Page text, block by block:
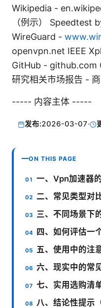
Wikipedia -
（例示） Speedtest
WireGuard -
openvpn.net IEEE
GitHub - github.com
研究相关市场报告 -
----- 内容主体 -----
发布:2026-03-07·
ON THIS PAGE
一、Vpn加速器
二、常见类型对
三、不同场景下
四、如何评估一
五、使用中的注
六、现实中的常
七、实用选购清
八、结论性提示